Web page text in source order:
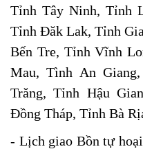
Tỉnh Tây Ninh, Tỉnh
Tỉnh Đăk Lak, Tỉnh
Bến Tre, Tỉnh Vĩnh
Mau, Tình An
Trăng, Tỉnh Hậu
Đồng Tháp, Tỉnh Bà
- Lịch giao Bồn tự